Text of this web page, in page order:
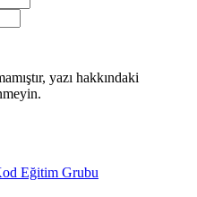
yazı hakkındaki